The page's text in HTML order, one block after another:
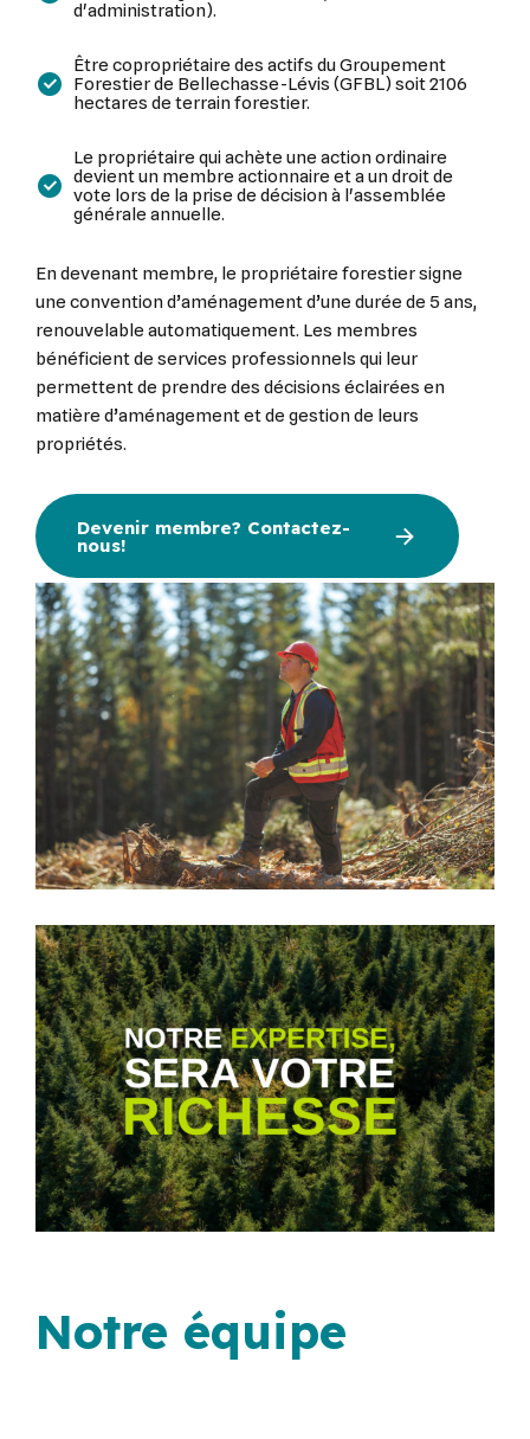
d'administration).
Être copropriétaire des actifs du Groupement
Forestier de Bellechasse-Lévis (GFBL) soit 2106
hectares de terrain forestier.
Le propriétaire qui achète une action ordinaire
devient un membre actionnaire et a un droit de
vote lors de la prise de décision à l'assemblée
générale annuelle.
En devenant membre, le propriétaire forestier signe
une convention d’aménagement d’une durée de 5 ans,
renouvelable automatiquement. Les membres
bénéficient de services professionnels qui leur
permettent de prendre des décisions éclairées en
matière d’aménagement et de gestion de leurs
propriétés.
Devenir membre? Contactez-
nous!
Notre équipe